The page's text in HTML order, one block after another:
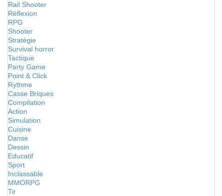
Rail Shooter
Réflexion
RPG
Shooter
Stratégie
Survival horror
Tactique
Party Game
Point & Click
Rythme
Casse Briques
Compilation
Action
Simulation
Cuisine
Danse
Dessin
Educatif
Sport
Inclassable
MMORPG
Tir